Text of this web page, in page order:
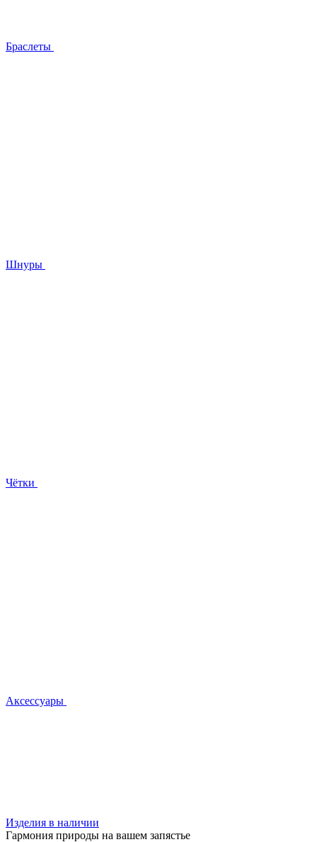
Браслеты
Шнуры
Чётки
Аксессуары
Изделия в наличии
Гармония природы на вашем запястье